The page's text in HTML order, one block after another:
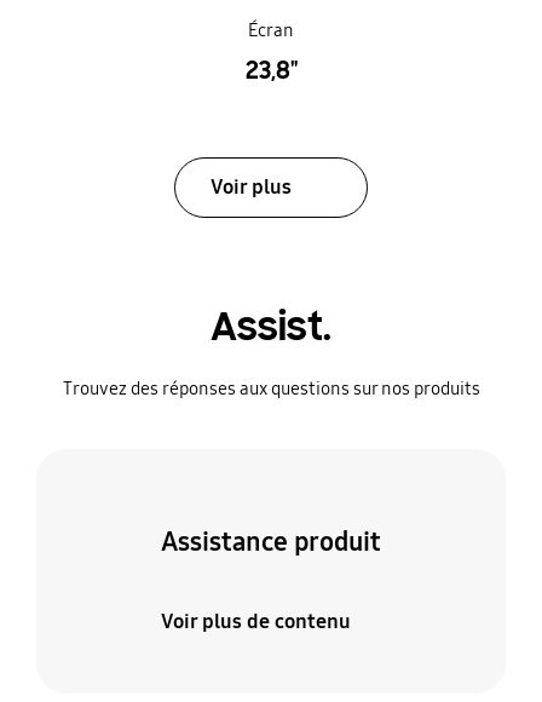
Écran
23,8"
Voir plus
Assist.
Trouvez des réponses aux questions sur nos produits
Assistance produit
Voir plus de contenu